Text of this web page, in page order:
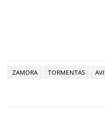
ZAMORA TORMENTAS